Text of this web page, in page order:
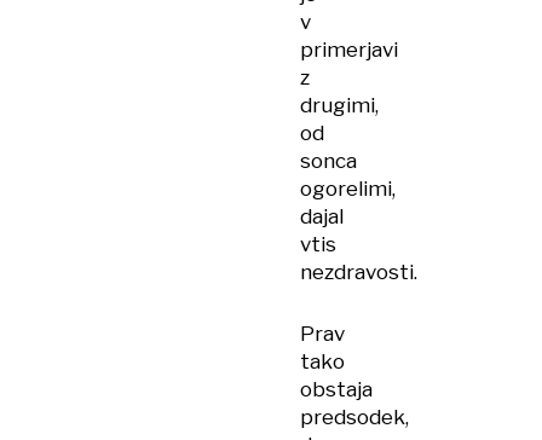
v
primerjavi
z
drugimi,
od
sonca
ogorelimi,
dajal
vtis
nezdravosti.
Prav
tako
obstaja
predsodek,